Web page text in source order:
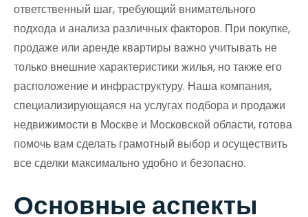
ответственный шаг, требующий внимательного
подхода и анализа различных факторов. При покупке,
продаже или аренде квартиры важно учитывать не
только внешние характеристики жилья, но также его
расположение и инфраструктуру. Наша компания,
специализирующаяся на услугах подбора и продажи
недвижимости в Москве и Московской области, готова
помочь вам сделать грамотный выбор и осуществить
все сделки максимально удобно и безопасно.
Основные аспекты